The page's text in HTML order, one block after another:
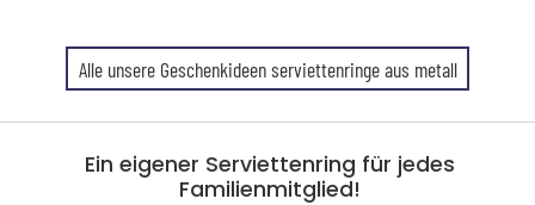
Alle unsere Geschenkideen serviettenringe aus metall
Ein eigener Serviettenring für jedes
Familienmitglied!